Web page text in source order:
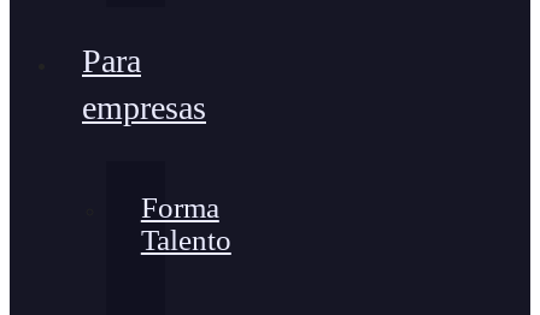
Para
empresas
Forma
Talento